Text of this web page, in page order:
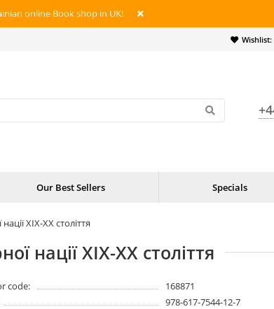
online Book shop in UK!
Wishlist:
Our Best Sellers Specials
XIX-XX століття
нації XIX-XX століття
code:
168871
978-617-7544-12-7